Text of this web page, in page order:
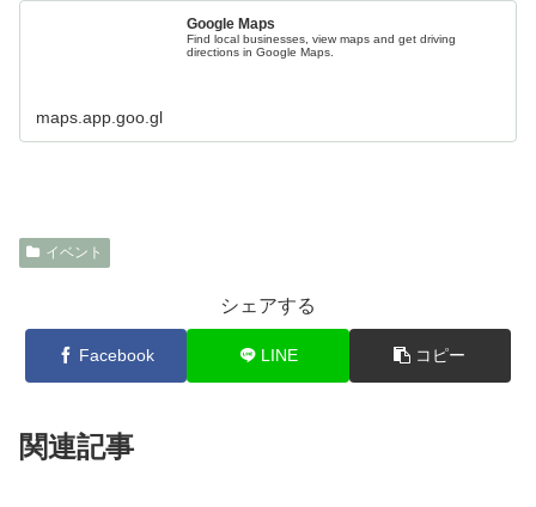
Google Maps
Find local businesses, view maps and get driving
directions in Google Maps.
maps.app.goo.gl
イベント
シェアする
Facebook LINE コピー
関連記事